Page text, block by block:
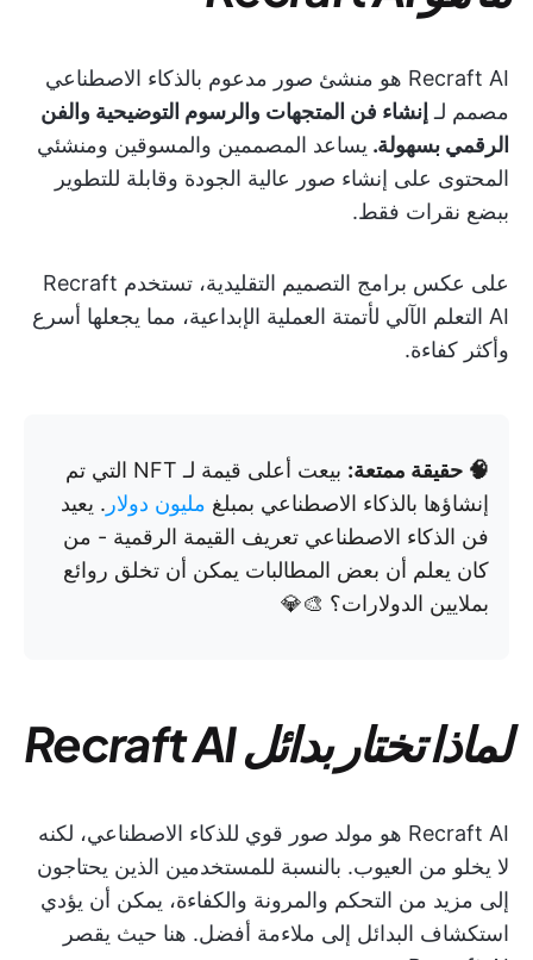
Recraft AI هو منشئ صور مدعوم بالذكاء الاصطناعي
مصمم لـ إنشاء فن المتجهات والرسوم التوضيحية والفن
الرقمي بسهولة. يساعد المصممين والمسوقين ومنشئي
المحتوى على إنشاء صور عالية الجودة وقابلة للتطوير
ببضع نقرات فقط.
على عكس برامج التصميم التقليدية، تستخدم Recraft
AI التعلم الآلي لأتمتة العملية الإبداعية، مما يجعلها أسرع
وأكثر كفاءة.
🧠 حقيقة ممتعة:
بيعت أعلى قيمة لـ NFT التي تم
إنشاؤها بالذكاء الاصطناعي بمبلغ مليون دولار . يعيد
فن الذكاء الاصطناعي تعريف القيمة الرقمية - من
كان يعلم أن بعض المطالبات يمكن أن تخلق روائع
بملايين الدولارات؟ 🎨💎
لماذا تختار بدائل Recraft AI
Recraft AI هو مولد صور قوي للذكاء الاصطناعي، لكنه
لا يخلو من العيوب. بالنسبة للمستخدمين الذين يحتاجون
إلى مزيد من التحكم والمرونة والكفاءة، يمكن أن يؤدي
استكشاف البدائل إلى ملاءمة أفضل. هنا حيث يقصر